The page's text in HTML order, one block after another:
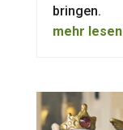
bringen.
mehr lesen